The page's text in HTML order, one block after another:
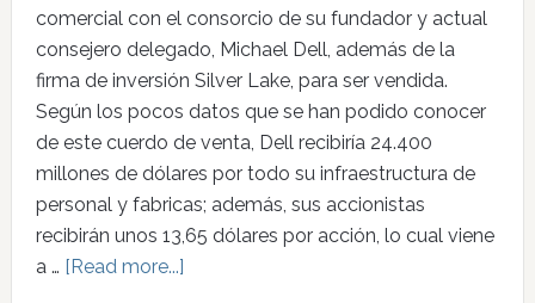
comercial con el consorcio de su fundador y actual
consejero delegado, Michael Dell, además de la
firma de inversión Silver Lake, para ser vendida.
Según los pocos datos que se han podido conocer
de este cuerdo de venta, Dell recibiría 24.400
millones de dólares por todo su infraestructura de
personal y fabricas; además, sus accionistas
recibirán unos 13,65 dólares por acción, lo cual viene
a … [Read more...]